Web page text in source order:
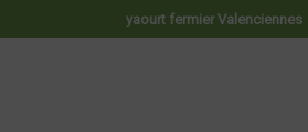
yaourt fermier Valenciennes
Panneau de gestion des cookies